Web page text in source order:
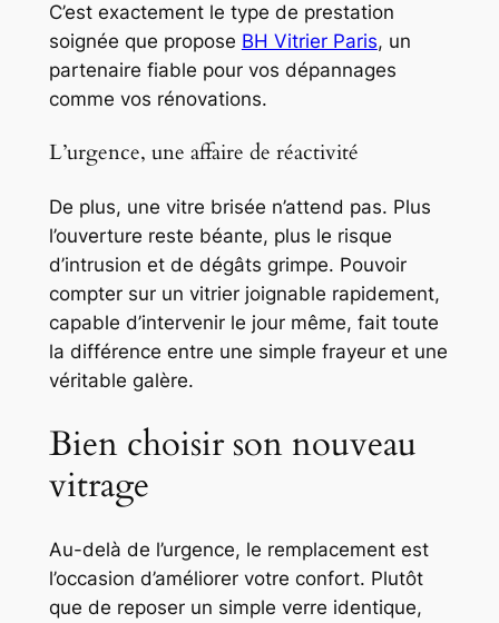
C’est exactement le type de prestation
soignée que propose BH Vitrier Paris, un
partenaire fiable pour vos dépannages
comme vos rénovations.
L’urgence, une affaire de réactivité
De plus, une vitre brisée n’attend pas. Plus
l’ouverture reste béante, plus le risque
d’intrusion et de dégâts grimpe. Pouvoir
compter sur un vitrier joignable rapidement,
capable d’intervenir le jour même, fait toute
la différence entre une simple frayeur et une
véritable galère.
Bien choisir son nouveau
vitrage
Au-delà de l’urgence, le remplacement est
l’occasion d’améliorer votre confort. Plutôt
que de reposer un simple verre identique,